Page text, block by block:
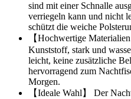
sind mit einer Schnalle
verriegeln kann und nicht
schützt die weiche
【Hochwertige
Kunststoff, stark und
leicht, keine zusätzliche
hervorragend zum
Morgen.
【Ideale Wahl】 Der